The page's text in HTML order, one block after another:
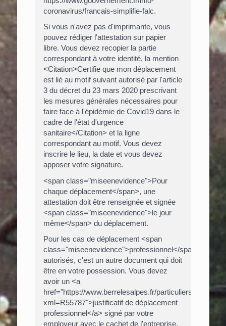
coronavirus/francais-simplifie-falc.
Si vous n'avez pas d'imprimante, vous
pouvez rédiger l'attestation sur papier
libre. Vous devez recopier la partie
correspondant à votre identité, la mention
<Citation>Certifie que mon déplacement
est lié au motif suivant autorisé par l'article
3 du décret du 23 mars 2020 prescrivant
les mesures générales nécessaires pour
faire face à l'épidémie de Covid19 dans le
cadre de l'état d'urgence
sanitaire</Citation> et la ligne
correspondant au motif. Vous devez
inscrire le lieu, la date et vous devez
apposer votre signature.
<span class="miseenevidence">Pour
chaque déplacement</span>, une
attestation doit être renseignée et signée
<span class="miseenevidence">le jour
même</span> du déplacement.
Pour les cas de déplacement <span
class="miseenevidence">professionnel</span>
autorisés, c'est un autre document qui doit
être en votre possession. Vous devez
avoir un <a
href="https://www.berrelesalpes.fr/particuliers/?
xml=R55787">justificatif de déplacement
professionnel</a> signé par votre
employeur avec le cachet de l'entreprise.